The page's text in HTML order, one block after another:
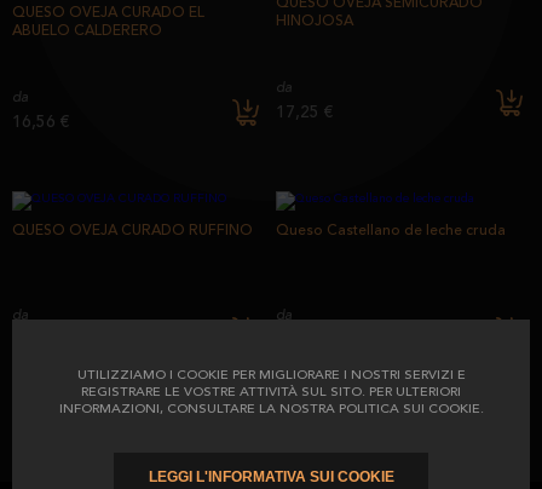
UTILIZZIAMO I COOKIE PER MIGLIORARE I NOSTRI SERVIZI E
REGISTRARE LE VOSTRE ATTIVITÀ SUL SITO. PER ULTERIORI
INFORMAZIONI, CONSULTARE LA NOSTRA POLITICA SUI COOKIE.
QUESO OVEJA CURADO EL
ABUELO CALDERERO
da
16,56 €
QUESO OVEJA SEMICURADO
HINOJOSA
da
17,25 €
QUESO OVEJA CURADO RUFFINO
da
Queso Castellano de leche cruda
da
LEGGI L'INFORMATIVA SUI COOKIE